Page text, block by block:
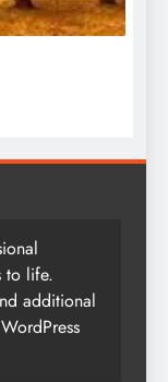
to life.
additional